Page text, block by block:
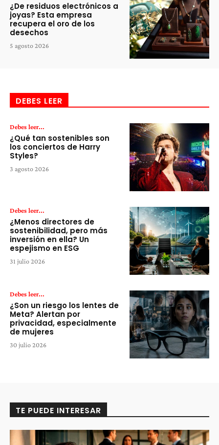
¿De residuos electrónicos a
joyas? Esta empresa
recupera el oro de los
desechos
5 agosto 2026
DEBES LEER
Debes leer...
¿Qué tan sostenibles son
los conciertos de Harry
Styles?
3 agosto 2026
Debes leer...
¿Menos directores de
sostenibilidad, pero más
inversión en ella? Un
espejismo en ESG
31 julio 2026
Debes leer...
¿Son un riesgo los lentes de
Meta? Alertan por
privacidad, especialmente
de mujeres
30 julio 2026
TE PUEDE INTERESAR